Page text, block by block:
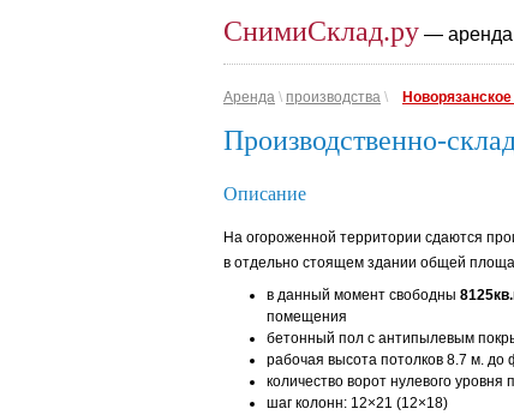
СнимиСклад.ру — аренда
Аренда \ производства \
Производственно-
Описание
На огороженной территории сдаются
в отдельно стоящем здании общей
в данный момент свободны
помещения
бетонный пол с антипылевым
рабочая высота потолков 8.7 м. до
количество ворот нулевого уровня
шаг колонн: 12×21 (12×18)